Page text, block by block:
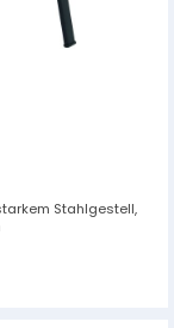
Stahlgestell,